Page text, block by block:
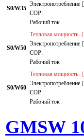
S0/W35
Электропотребление
СОР:
Рабочий ток
S0/W50
Тепловая мощность
Электропотребление
СОР:
Рабочий ток
S0/W60
Тепловая мощность
Электропотребление
СОР:
Рабочий ток
GMSW